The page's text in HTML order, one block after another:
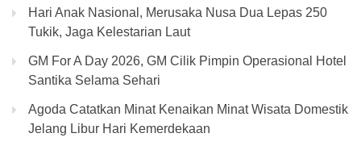
Hari Anak Nasional, Merusaka Nusa Dua Lepas 250
Tukik, Jaga Kelestarian Laut
GM For A Day 2026, GM Cilik Pimpin Operasional Hotel
Santika Selama Sehari
Agoda Catatkan Minat Kenaikan Minat Wisata Domestik
Jelang Libur Hari Kemerdekaan